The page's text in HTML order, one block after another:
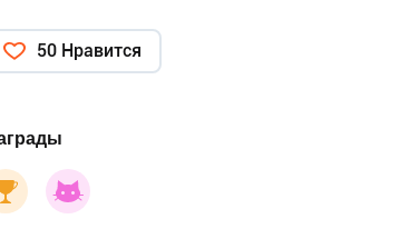
50 Нравится